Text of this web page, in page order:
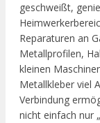
geschweißt,
Reparaturen an
Metallprofilen,
kleinen
Metallkleber viel
Verbindung
nicht einfach nur